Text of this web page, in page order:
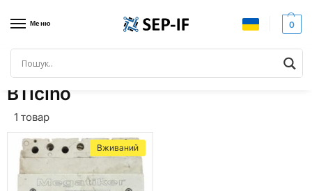
Меню 0
Головна
BTicino
1 товар
Вживаний